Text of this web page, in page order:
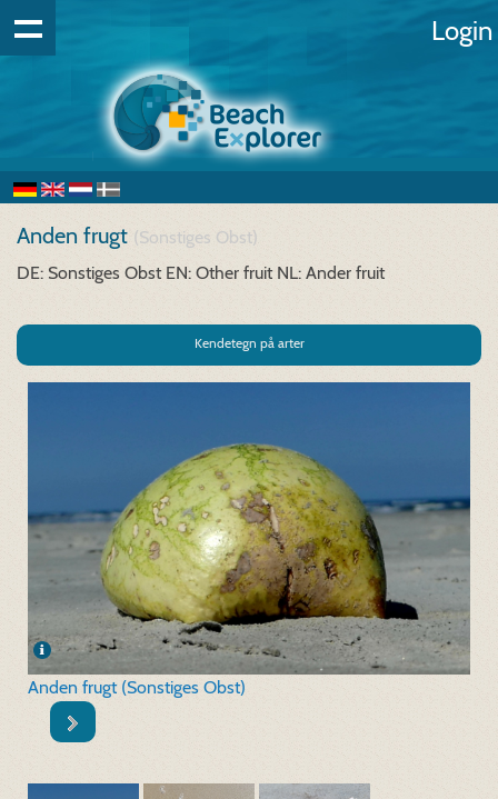
Login
Anden frugt (Sonstiges Obst)
DE: Sonstiges Obst EN: Other fruit NL: Ander fruit
Kendetegn på arter
Anden frugt (Sonstiges Obst)